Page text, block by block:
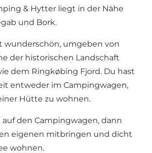
& Hytter liegt in der Nähe
und Bork.
wunderschön, umgeben von
der historischen Landschaft
dem Ringkøbing Fjord. Du hast
entweder im Campingwagen,
Hütte zu wohnen.
auf den Campingwagen, dann
eigenen mitbringen und dicht
wohnen.